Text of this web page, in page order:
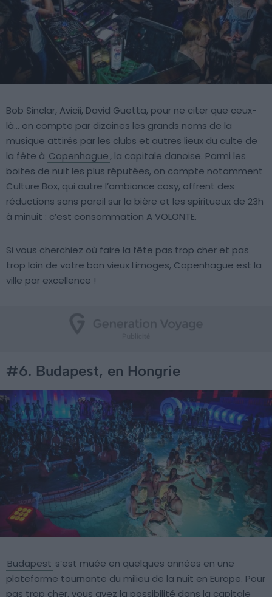
Bob Sinclar, Avicii, David Guetta, pour ne citer que ceux-
là… on compte par dizaines les grands noms de la
musique attirés par les clubs et autres lieux du culte de
la fête à Copenhague, la capitale danoise. Parmi les
boites de nuit les plus réputées, on compte notamment
Culture Box, qui outre l’ambiance cosy, offrent des
réductions sans pareil sur la bière et les spiritueux de 23h
à minuit : c’est consommation A VOLONTE.
Si vous cherchiez où faire la fête pas trop cher et pas
trop loin de votre bon vieux Limoges, Copenhague est la
ville par excellence !
#6. Budapest, en Hongrie
Budapest s’est muée en quelques années en une
plateforme tournante du milieu de la nuit en Europe. Pour
pas trop cher, vous avez la possibilité dans la capitale